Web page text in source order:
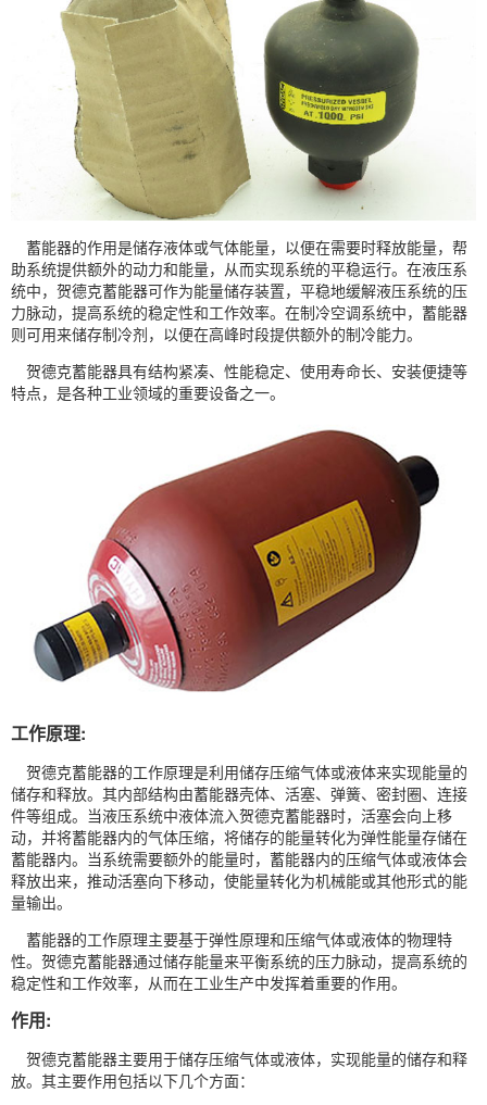
蓄能器的作用是储存液体或气体能量，以便在需要时释放能量，帮
助系统提供额外的动力和能量，从而实现系统的平稳运行。在液压系
统中，贺德克蓄能器可作为能量储存装置，平稳地缓解液压系统的压
力脉动，提高系统的稳定性和工作效率。在制冷空调系统中，蓄能器
则可用来储存制冷剂，以便在高峰时段提供额外的制冷能力。
贺德克蓄能器具有结构紧凑、性能稳定、使用寿命长、安装便捷等
特点，是各种工业领域的重要设备之一。
工作原理:
贺德克蓄能器的工作原理是利用储存压缩气体或液体来实现能量的
储存和释放。其内部结构由蓄能器壳体、活塞、弹簧、密封圈、连接
件等组成。当液压系统中液体流入贺德克蓄能器时，活塞会向上移
动，并将蓄能器内的气体压缩，将储存的能量转化为弹性能量存储在
蓄能器内。当系统需要额外的能量时，蓄能器内的压缩气体或液体会
释放出来，推动活塞向下移动，使能量转化为机械能或其他形式的能
量输出。
蓄能器的工作原理主要基于弹性原理和压缩气体或液体的物理特
性。贺德克蓄能器通过储存能量来平衡系统的压力脉动，提高系统的
稳定性和工作效率，从而在工业生产中发挥着重要的作用。
作用:
贺德克蓄能器主要用于储存压缩气体或液体，实现能量的储存和释
放。其主要作用包括以下几个方面：